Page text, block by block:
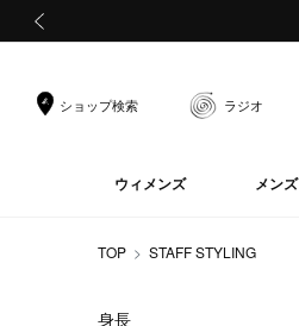
ショップ検索 ラジオ
ウィメンズ メンズ
TOP STAFF STYLING
身長